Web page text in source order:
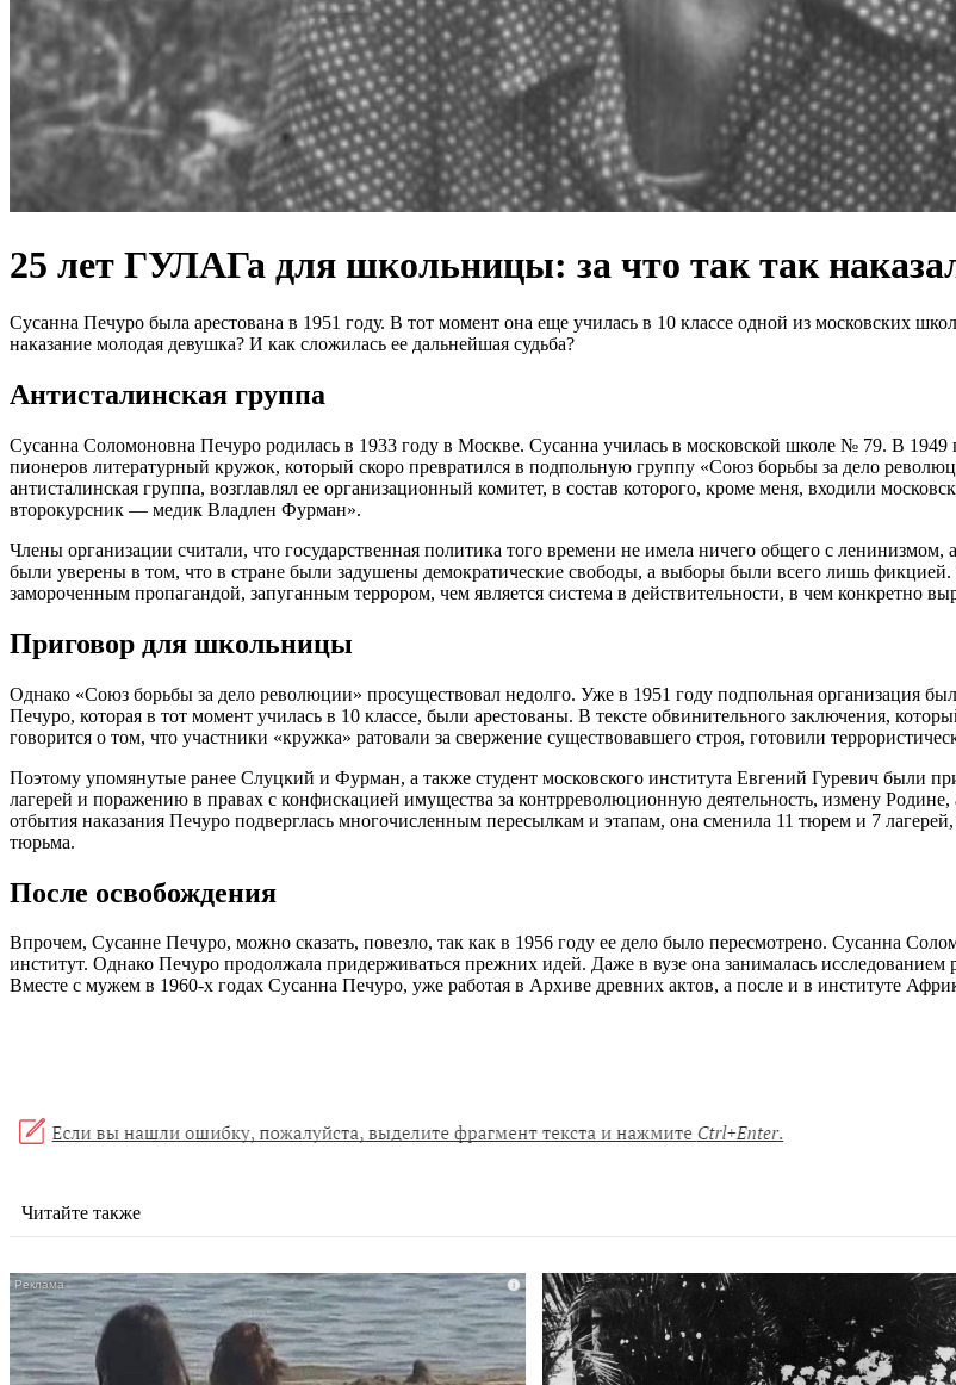
25 лет ГУЛАГа для школьницы: за что так так
Сусанна Печуро была арестована в 1951 году. В тот момент она еще училась в 10 классе одной из московских
наказание молодая девушка? И как сложилась ее дальнейшая судьба?
Антисталинская группа
Сусанна Соломоновна Печуро родилась в 1933 году в Москве. Сусанна училась в московской школе № 79. В 1949
пионеров литературный кружок, который скоро превратился в подпольную группу «Союз борьбы за дело
антисталинская группа, возглавлял ее организационный комитет, в состав которого, кроме меня, входили
второкурсник — медик Владлен Фурман».
Члены организации считали, что государственная политика того времени не имела ничего общего с
были уверены в том, что в стране были задушены демократические свободы, а выборы были всего лишь фикцией.
замороченным пропагандой, запуганным террором, чем является система в действительности, в чем конкретно
Приговор для школьницы
Однако «Союз борьбы за дело революции» просуществовал недолго. Уже в 1951 году подпольная организация
Печуро, которая в тот момент училась в 10 классе, были арестованы. В тексте обвинительного заключения,
говорится о том, что участники «кружка» ратовали за свержение существовавшего строя, готовили
Поэтому упомянутые ранее Слуцкий и Фурман, а также студент московского института Евгений Гуревич были
лагерей и поражению в правах с конфискацией имущества за контрреволюционную деятельность, измену
отбытия наказания Печуро подверглась многочисленным пересылкам и этапам, она сменила 11 тюрем и 7
тюрьма.
После освобождения
Впрочем, Сусанне Печуро, можно сказать, повезло, так как в 1956 году ее дело было пересмотрено. Сусанна
институт. Однако Печуро продолжала придерживаться прежних идей. Даже в вузе она занималась
Вместе с мужем в 1960-х годах Сусанна Печуро, уже работая в Архиве древних актов, а после и в институте
Читайте также
i